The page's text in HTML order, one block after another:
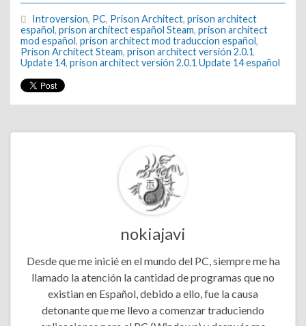
Introversion, PC, Prison Architect, prison architect
español, prison architect español Steam, prison architect
mod español, prison architect mod traduccion español,
Prison Architect Steam, prison architect versión 2.0.1
Update 14, prison architect versión 2.0.1 Update 14 español
nokiajavi
Desde que me inicié en el mundo del PC, siempre me ha
llamado la atención la cantidad de programas que no
existian en Español, debido a ello, fue la causa
detonante que me llevo a comenzar traduciendo